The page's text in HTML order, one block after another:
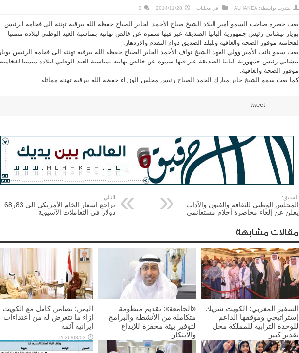
نشرت بواسطة: ALHAKEA في محليات 2014/11/28
0
بعث حضرة صاحب السمو أمير البلاد الشيخ صباح الأحمد الجابر الصباح حفظه الله ببرقية تهنئة الى فخامة الرئيس
بويار نيشاني رئيس جمهورية ألبانيا الصديقة عبر فيها سموه عن خالص تهانيه بمناسبة العيد الوطني لبلاده متمنيا
لفخامته موفور الصحة والعافية وللبلد الصديق دوام التقدم والازدهار.
بعث سمو نائب الأمير وولي العهد الشيخ نواف الأحمد الجابر الصباح حفظه الله ببرقية تهنئة الى فخامة الرئيس بويار
نيشاني رئيس جمهورية ألبانيا الصديقة عبر فيها سموه عن خالص تهانيه بمناسبة العيد الوطني لبلاده متمنيا لفخامته
موفور الصحة والعافية.
كما بعث سمو الشيخ جابر مبارك الحمد الصباح رئيس مجلس الوزراء حفظه الله ببرقية تهنئة مماثلة.
tweet
السابق:
المجلس الوطني للثقافة والفنون والآداب
يعلن عن إلغاء محاضرة أحلام مستغانمي
التالي:
تراجع اسعار الخام الأمريكي الى 83ر68
دولار في التعاملات الآسيوية
مقالات مشابهة
السفير المغربي: الكويت شريك
إستراتيجي وموقفها الداعم
للوحدة الترابية للمملكة محل
تقدير كبير
2026/08/03
«الجامعة»: تقديم منظومة
متكاملة من الأنشطة والبرامج
لتوفير بيئة محفزة للإبداع
والابتكار
2026/08/03
اليمن: تضامن كامل مع الكويت
إزاء ما تتعرض له من اعتداءات
إيرانية آثمة
2026/08/03